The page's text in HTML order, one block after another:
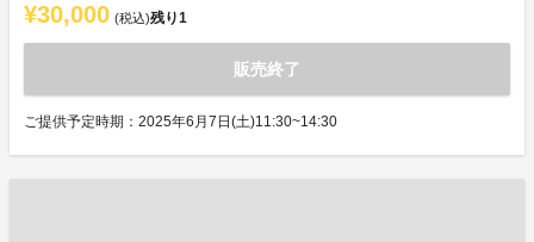
¥30,000 (税込)残り1
販売終了
ご提供予定時期：2025年6月7日(土)11:30~14:30